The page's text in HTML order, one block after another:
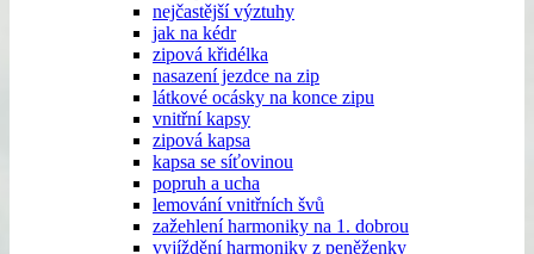
nejčastější výztuhy
jak na kédr
zipová křidélka
nasazení jezdce na zip
látkové ocásky na konce zipu
vnitřní kapsy
zipová kapsa
kapsa se síťovinou
popruh a ucha
lemování vnitřních švů
zažehlení harmoniky na 1. dobrou
vyjíždění harmoniky z peněženky